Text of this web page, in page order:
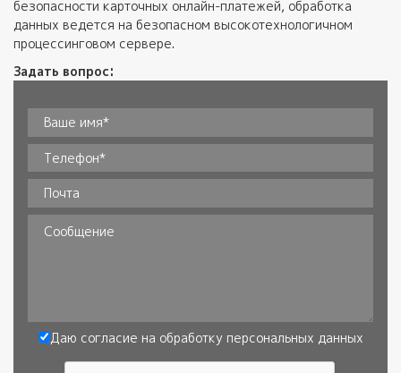
безопасности карточных онлайн-платежей, обработка
данных ведется на безопасном высокотехнологичном
процессинговом сервере.
Задать вопрос:
Ваше имя**
Телефон*
Почта
Сообщение
Даю согласие на обработку персональных данных